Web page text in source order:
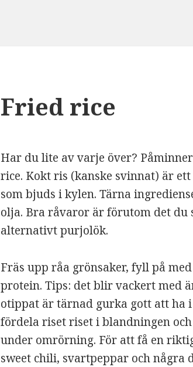
Fried rice
Har du lite av varje över?
rice. Kokt ris (kanske svinnat) är
som bjuds i kylen. Tärna
olja. Bra råvaror är förutom det
alternativt purjolök.
Fräs upp råa grönsaker, fyll på
protein. Tips: det blir vackert med
otippat är tärnad gurka gott att ha
fördela riset riset i blandningen
under omrörning. För att få en
sweet chili, svartpeppar och några